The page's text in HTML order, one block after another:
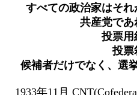
すべての政治家はそれ
共産党であ
投票用
投票
候補者だけでなく、選
1933年11月